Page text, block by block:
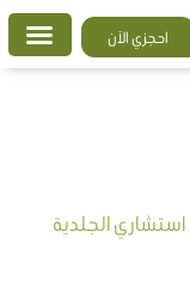
احجزي الآن
الجلدية